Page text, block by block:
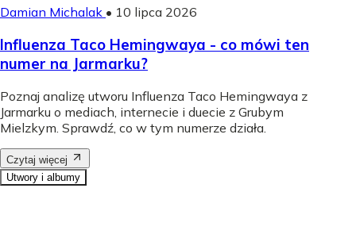
Damian Michalak • 10 lipca 2026
Influenza Taco Hemingwaya - co mówi ten
numer na Jarmarku?
Poznaj analizę utworu Influenza Taco Hemingwaya z
Jarmarku o mediach, internecie i duecie z Grubym
Mielzkym. Sprawdź, co w tym numerze działa.
Czytaj więcej
Utwory i albumy